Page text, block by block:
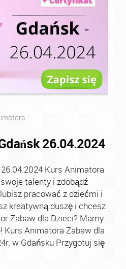
26.04.2024
Kurs Animatora
talenty i zdobądź
pracować z dziećmi i
kreatywną duszę i chcesz
Zabaw dla Dzieci? Mamy
Kurs Animatora Zabaw dla
w Gdańsku Przygotuj się